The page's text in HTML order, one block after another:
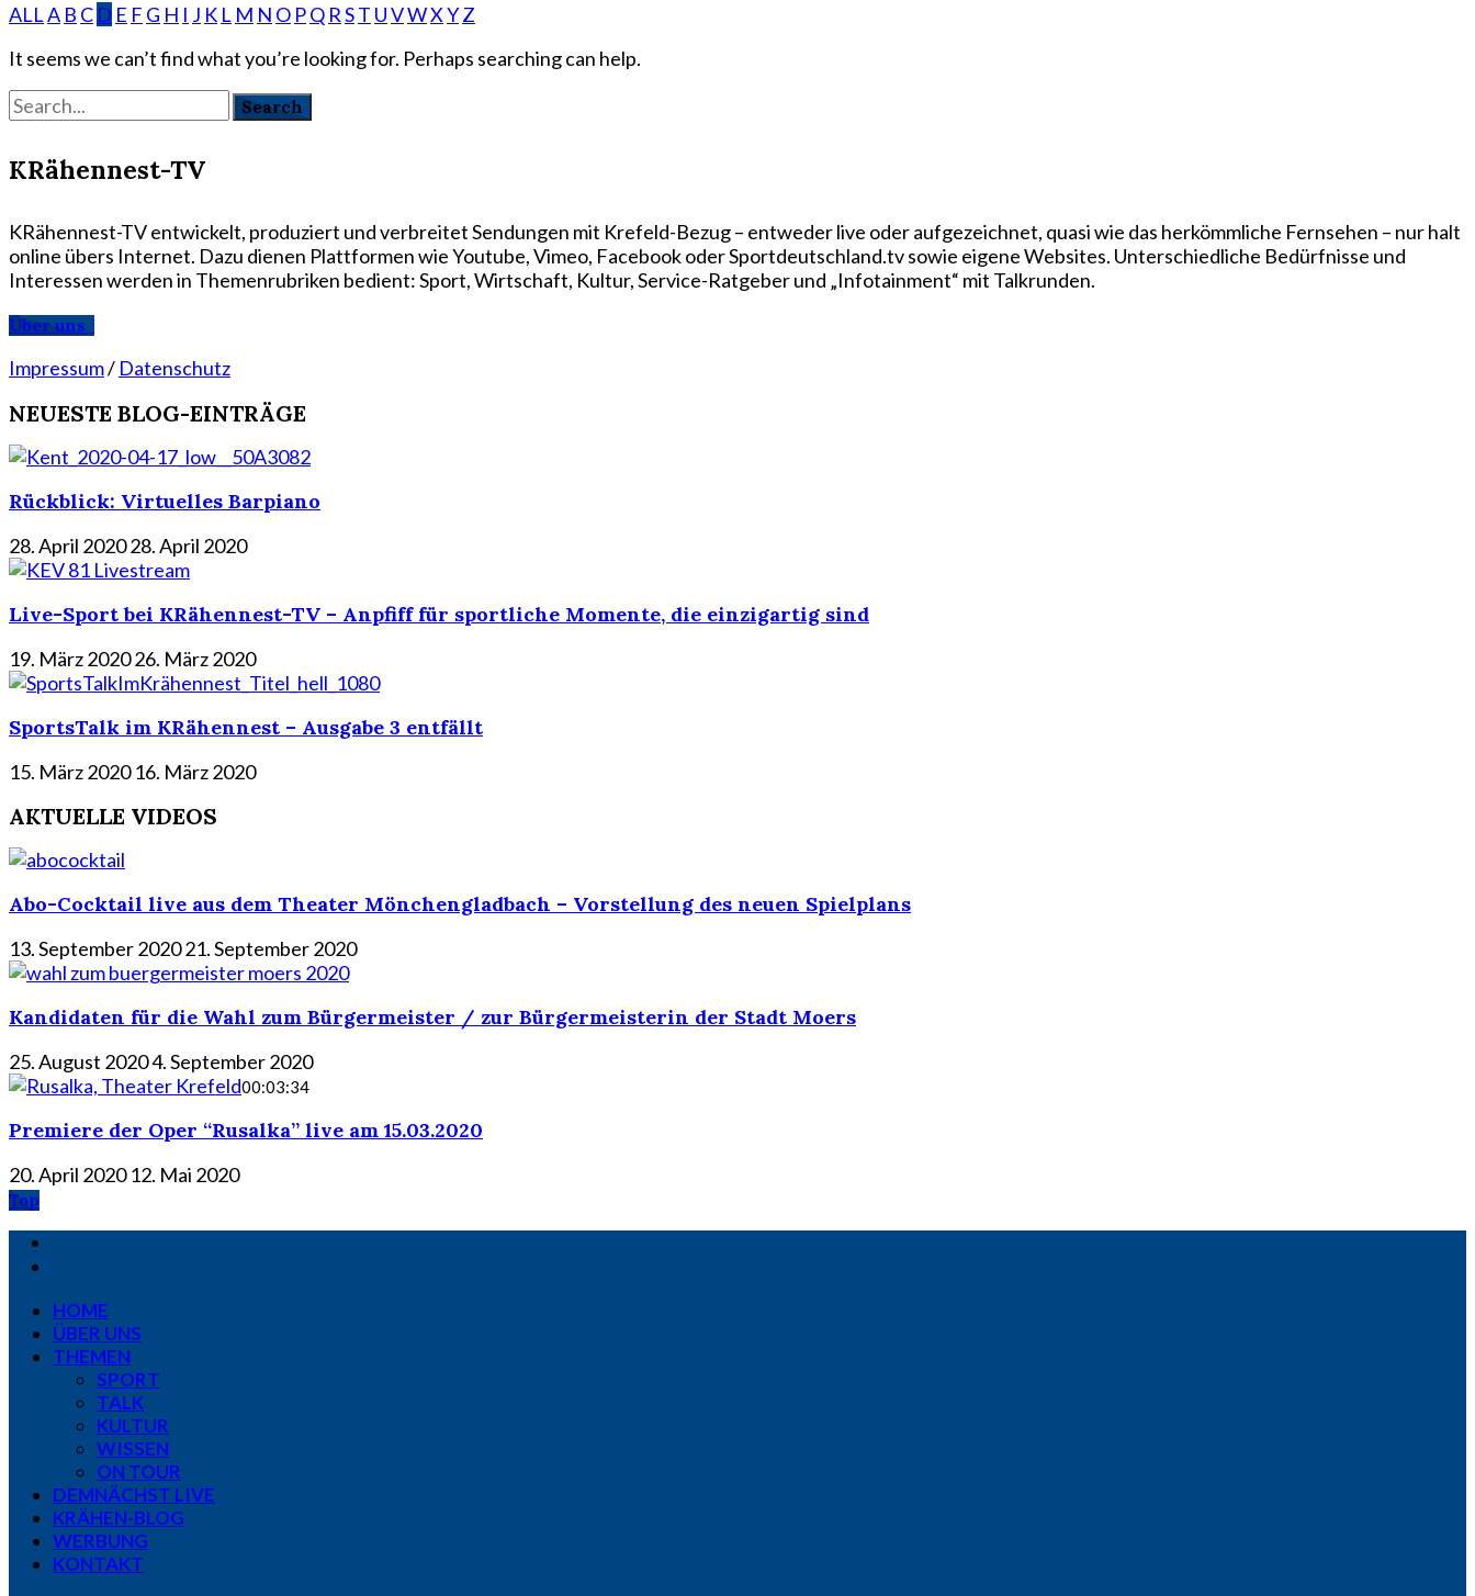
ALLA B C D E F G H I J K L M N O PQ RST UVWXYZ
It seems we can’t find what you’re looking for. Perhaps searching can help.
KRähennest-TV
KRähennest-TV entwickelt, produziert und verbreitet Sendungen mit Krefeld-Bezug – entweder live oder aufgezeichnet, quasi wie das herkömmliche Fernsehen – nur halt
online übers Internet. Dazu dienen Plattformen wie Youtube, Vimeo, Facebook oder Sportdeutschland.tv sowie eigene Websites. Unterschiedliche Bedürfnisse und
Interessen werden in Themenrubriken bedient: Sport, Wirtschaft, Kultur, Service-Ratgeber und „Infotainment“ mit Talkrunden.
Über uns
Impressum/ Datenschutz
NEUESTE BLOG-EINTRÄGE
Rückblick: Virtuelles Barpiano
28. April 202028. April 2020
Live-Sport bei KRähennest-TV – Anpfiff für sportliche Momente, die einzigartig sind
19. März 202026. März 2020
SportsTalk im KRähennest – Ausgabe 3 entfällt
15. März 2020 16. März 2020
AKTUELLE VIDEOS
Abo-Cocktail live aus dem Theater Mönchengladbach – Vorstellung des neuen Spielplans
13. September 202021. September 2020
Kandidaten für die Wahl zum Bürgermeister / zur Bürgermeisterin der Stadt Moers
25. August 20204. September 2020
00:03:34
Premiere der Oper “Rusalka” live am 15.03.2020
20. April 2020 12. Mai 2020
Top
HOME
ÜBER UNS
THEMEN
SPORT
TALK
KULTUR
WISSEN
ON TOUR
DEMNÄCHST LIVE
KRÄHEN-BLOG
WERBUNG
KONTAKT